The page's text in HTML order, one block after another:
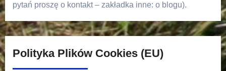
pytań proszę o kontakt – zakładka inne: o blogu).
Polityka Plików Cookies (EU)